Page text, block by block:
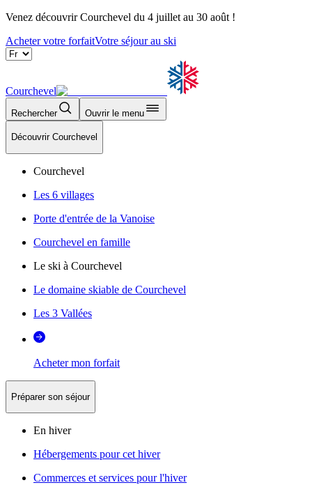
Venez découvrir Courchevel du 4 juillet au 30 août !
Acheter votre forfaitVotre séjour au ski
Courchevel
Rechercher Ouvrir le menu
Découvrir Courchevel
Courchevel
Les 6 villages
Porte d'entrée de la Vanoise
Courchevel en famille
Le ski à Courchevel
Le domaine skiable de Courchevel
Les 3 Vallées
Acheter mon forfait
Préparer son séjour
En hiver
Hébergements pour cet hiver
Commerces et services pour l'hiver